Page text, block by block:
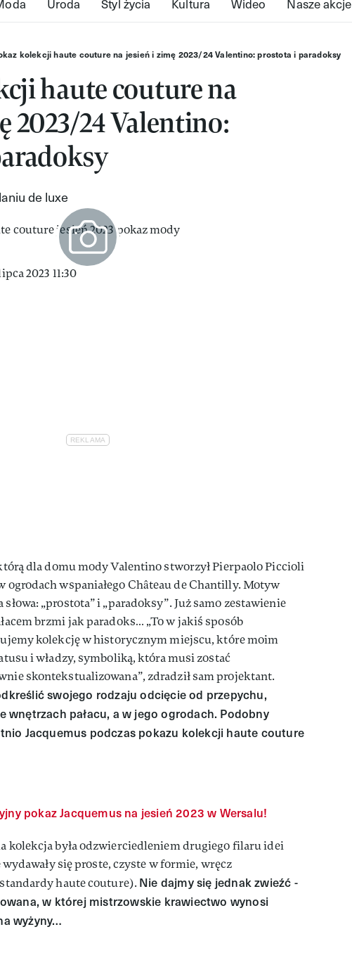
kolekcji haute couture na jesień i zimę 2023/24 Valentino: prostota i paradoksy
haute couture na
2023/24 Valentino:
de luxe
2023 11:30
dla domu mody Valentino stworzył Pierpaolo Piccioli
ogrodach wspaniałego Château de Chantilly. Motyw
„prostota” i „paradoksy”. Już samo zestawienie
brzmi jak paradoks… „To w jakiś sposób
kolekcję w historycznym miejscu, które moim
i władzy, symboliką, która musi zostać
skontekstualizowana”, zdradził sam projektant.
swojego rodzaju odcięcie od przepychu,
wnętrzach pałacu, a w jego ogrodach. Podobny
Jacquemus podczas pokazu kolekcji haute couture
pokaz Jacquemus na jesień 2023 w Wersalu!
kolekcja była odzwierciedleniem drugiego filaru idei
się proste, czyste w formie, wręcz
haute couture). Nie dajmy się jednak zwieźć -
w której mistrzowskie krawiectwo wynosi
wyżyny…